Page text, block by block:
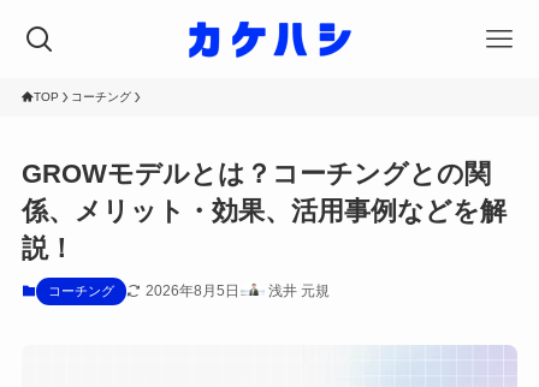
TOP コーチング
GROWモデルとは？コーチングとの関
係、メリット・効果、活用事例などを解
説！
コーチング 2026年8月5日 浅井 元規